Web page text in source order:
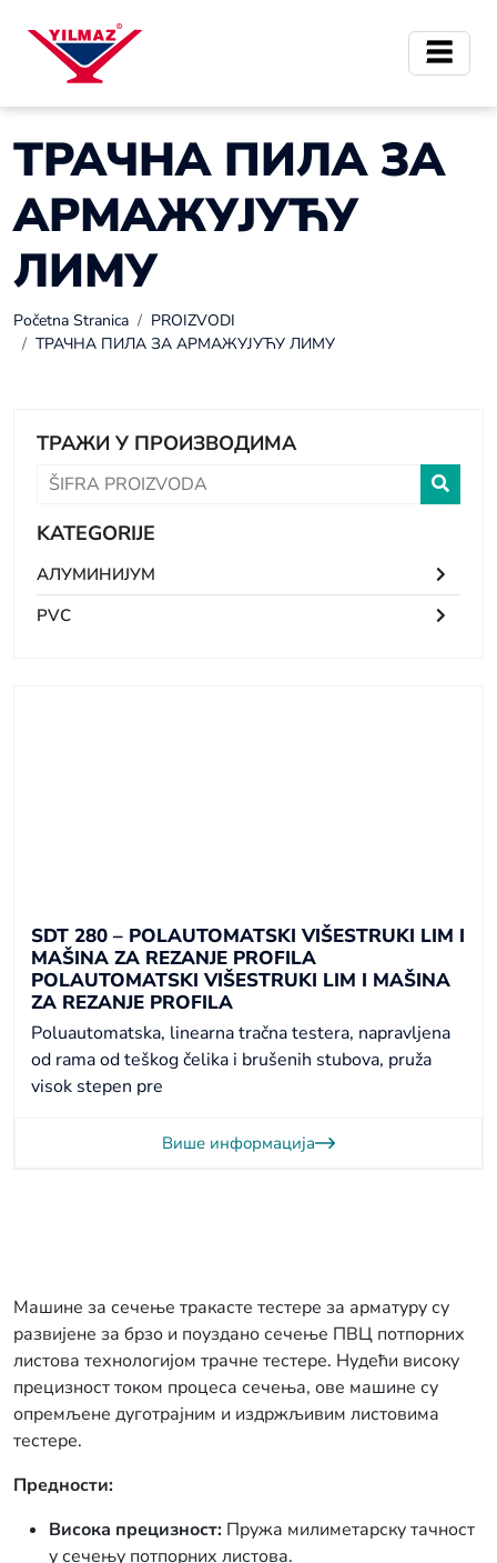
ТРАЧНА ПИЛА ЗА
АРМАЖУЈУЋУ
ЛИМУ
Početna Stranica
PROIZVODI
ТРАЧНА ПИЛА ЗА АРМАЖУЈУЋУ ЛИМУ
ТРАЖИ У ПРОИЗВОДИМА
KATEGORIJE
АЛУМИНИЈУМ
PVC
SDT 280 – POLAUTOMATSKI VIŠESTRUKI LIM I
MAŠINA ZA REZANJE PROFILA
POLAUTOMATSKI VIŠESTRUKI LIM I MAŠINA
ZA REZANJE PROFILA
Poluautomatska, linearna tračna testera, napravljena
od rama od teškog čelika i brušenih stubova, pruža
visok stepen pre
Више информација
Машине за сечење тракасте тестере за арматуру су
развијене за брзо и поуздано сечење ПВЦ потпорних
листова технологијом трачне тестере. Нудећи високу
прецизност током процеса сечења, ове машине су
опремљене дуготрајним и издржљивим листовима
тестере.
Предности:
Висока прецизност: Пружа милиметарску тачност
у сечењу потпорних листова.